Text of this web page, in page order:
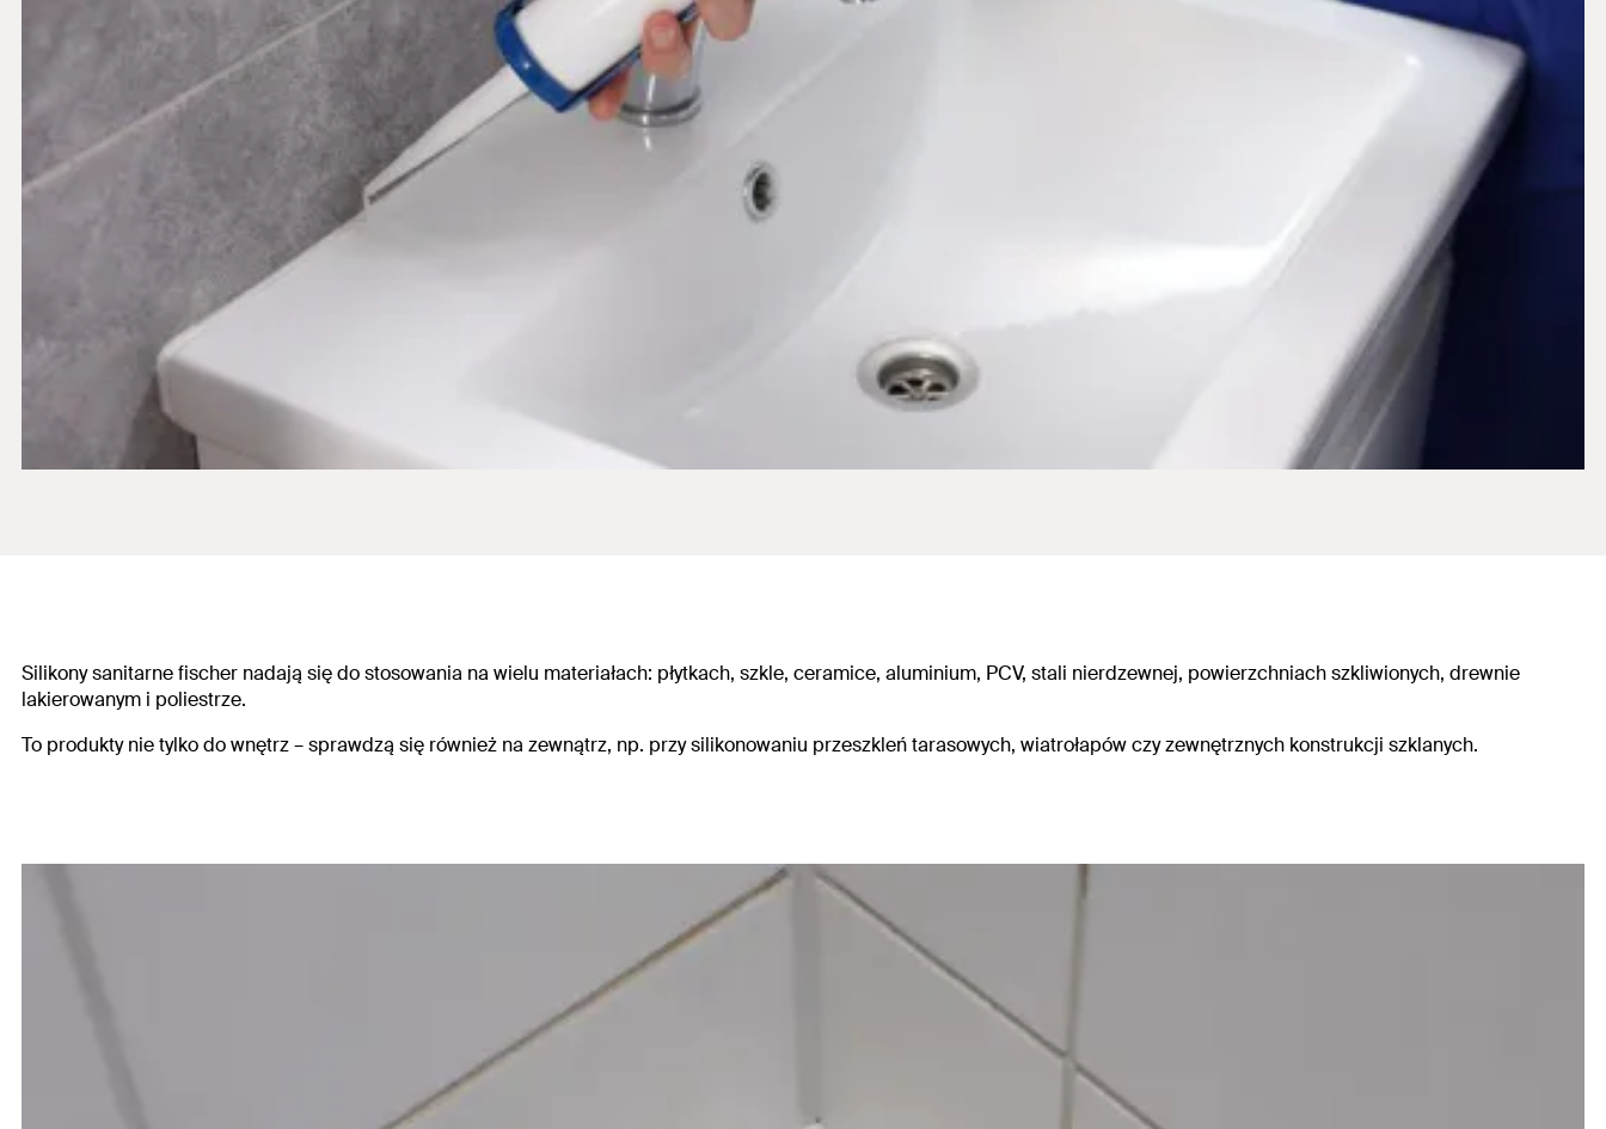
Silikony sanitarne fischer nadają się do stosowania na wielu materiałach: płytkach, szkle, ceramice, aluminium, PCV, stali nierdzewnej, powierzchniach szkliwionych, drewnie
lakierowanym i poliestrze.
To produkty nie tylko do wnętrz – sprawdzą się również na zewnątrz, np. przy silikonowaniu przeszkleń tarasowych, wiatrołapów czy zewnętrznych konstrukcji szklanych.